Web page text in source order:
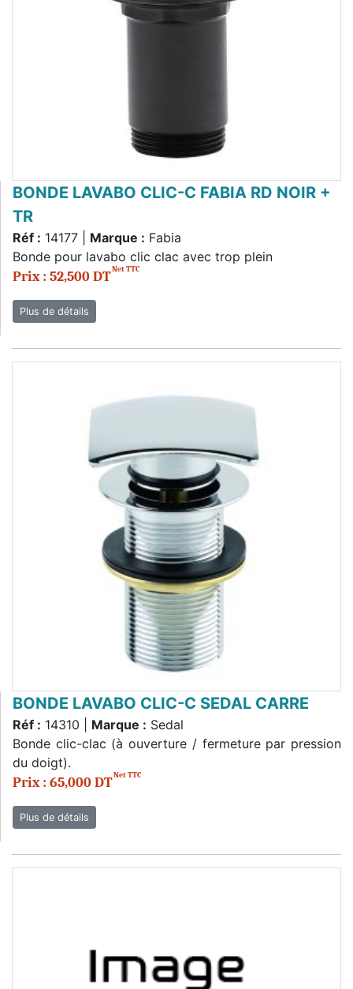
BONDE LAVABO CLIC-C FABIA RD NOIR +
TR
Réf : 14177 | Marque : Fabia
Bonde pour lavabo clic clac avec trop plein
Prix : 52,500 DTNet TTC
Plus de détails
BONDE LAVABO CLIC-C SEDAL CARRE
Réf : 14310 | Marque : Sedal
Bonde clic-clac (à ouverture / fermeture par pression
du doigt).
Prix : 65,000 DTNet TTC
Plus de détails